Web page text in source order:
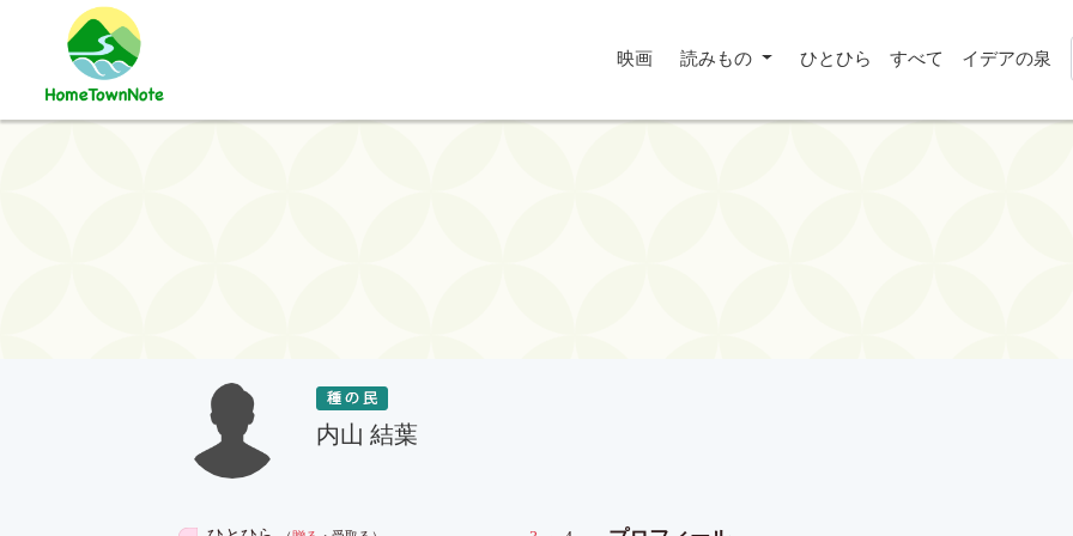
映画 読みもの ひとひら すべて イデアの泉
内山 結葉